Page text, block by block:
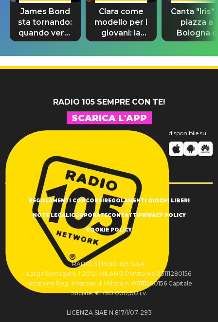
James Bond
sta tornando:
quando verrà
svelato il
nuovo 007
Clara come
modello per i
giovani: la
dedica
dell'ex
professore
Canta "Iris"
piazza a
Bologna e
spunta
Antonacci
RADIO 105 SEMPRE CON TE!
SCARICA L'APP
disponibile su
REGOLAMENTI CONCORSIREGOLAMENTI GIOCHI LIBERI
NOTE LEGALICORPORATECONTATTIPRIVACY POLICY
COOKIE POLICY
RADIO STUDIO 105 S.p.A.
Largo Donegani, 1 20121 MILANO Partita Iva 03111280156
Iscrizione Reg. Imprese di Milano n. 03111280156 Capitale
Sociale: € 780.000,00 i.v.
LICENZA SIAE N.817/I/07-293